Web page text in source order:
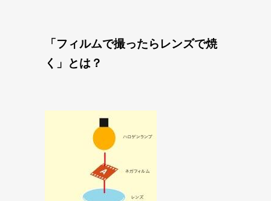
「フィルムで撮ったらレンズで焼
く」とは？